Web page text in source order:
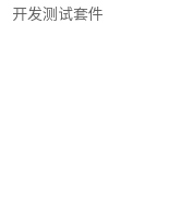
开发测试套件